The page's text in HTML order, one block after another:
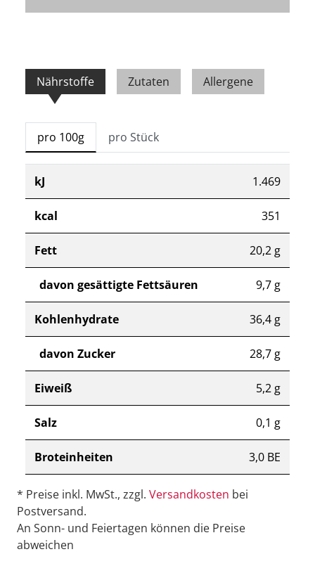
Nährstoffe Zutaten Allergene
pro 100g pro Stück
kJ 1.469
kcal 351
Fett 20,2 g
davon gesättigte Fettsäuren 9,7 g
Kohlenhydrate 36,4 g
davon Zucker 28,7 g
Eiweiß 5,2 g
Salz 0,1 g
Broteinheiten 3,0 BE
* Preise inkl. MwSt., zzgl. Versandkosten bei
Postversand.
An Sonn- und Feiertagen können die Preise
abweichen